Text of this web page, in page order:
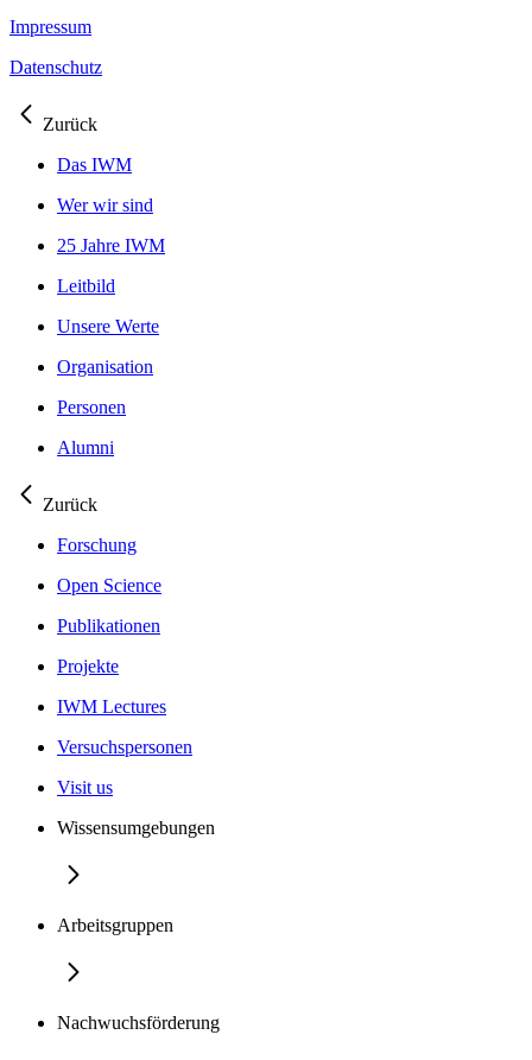
Impressum
Datenschutz
Zurück
Das IWM
Wer wir sind
25 Jahre IWM
Leitbild
Unsere Werte
Organisation
Personen
Alumni
Zurück
Forschung
Open Science
Publikationen
Projekte
IWM Lectures
Versuchspersonen
Visit us
Wissensumgebungen
Arbeitsgruppen
Nachwuchsförderung